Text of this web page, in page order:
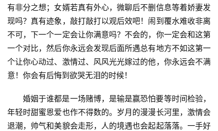
有非分之想；女婿若真有外心，微聊后不删信息等着娇妻发
现吗？真有迹象，敲打敲打以观后效吧！闹到覆水难收非离
不可，下一个一定会让你满意吗？不会的，你一定会和这第
一个对比，然后你永远会发现后面所遇总有地方不如这第一
个让你心动过、激情过、风风光光嫁过的他，你永远会不满
意！你会有后悔到欲哭无泪的时候！
婚姻于谁都是一场赌博，是输是赢恐怕要等时间检验，
年轻时甜蜜恩爱也作不得数的。岁月的漫漫长河里，激情会
退潮，帅气和美貌会走形，人的境遇也会起起落落。一手好